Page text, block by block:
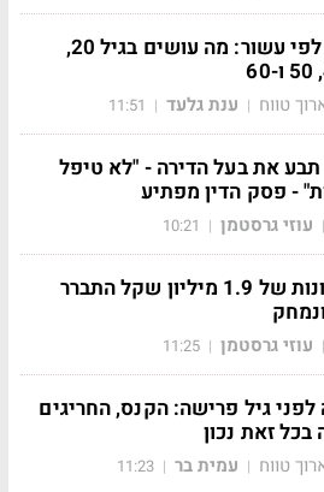
פנסיה לפי עשור: מה עושים בגיל 20,
טווח | ענת גלעד |
11:51
את בעל הדירה - "לא טיפל
- פסק הדין מפתיע
| עוזי גרסטמן |
10:21
חוב מזונות של 1.9 מיליון שקל התברר
| עוזי גרסטמן |
11:25
גיל פרישה: הקנס, החריגים
בכל זאת נכון
טווח | עמית בר |
11:23